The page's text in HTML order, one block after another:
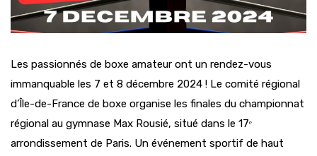
Les passionnés de boxe amateur ont un rendez-vous
immanquable les 7 et 8 décembre 2024 ! Le comité régional
d’Île-de-France de boxe organise les finales du championnat
régional au gymnase Max Rousié, situé dans le 17ᵉ
arrondissement de Paris. Un événement sportif de haut